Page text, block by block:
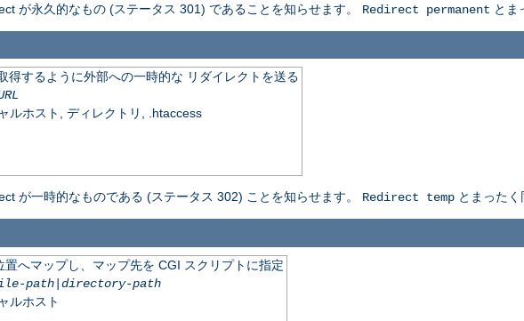
が永久的なもの (ステータス 301) であることを知らせます。 Redirect permanent とま
得するように外部への一時的な リダイレクトを送る
ルホスト, ディレクトリ, .htaccess
が一時的なものである (ステータス 302) ことを知らせます。 Redirect temp とまったく
置へマップし、マップ先を CGI スクリプトに指定
path|directory-path
ルホスト